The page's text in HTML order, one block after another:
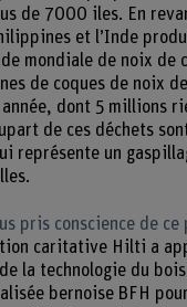
de 7000 iles. En
et l’Inde
mondiale de noix de
de coques de noix
dont 5 millions
de ces déchets
représente un
pris conscience de ce
caritative Hilti a
la technologie du
bernoise BFH